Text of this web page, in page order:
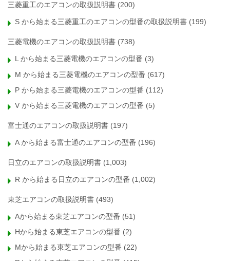
三菱重工のエアコンの取扱説明書 (200)
S から始まる三菱重工のエアコンの型番の取扱説明書 (199)
三菱電機のエアコンの取扱説明書 (738)
L から始まる三菱電機のエアコンの型番 (3)
M から始まる三菱電機のエアコンの型番 (617)
P から始まる三菱電機のエアコンの型番 (112)
V から始まる三菱電機のエアコンの型番 (5)
富士通のエアコンの取扱説明書 (197)
A から始まる富士通のエアコンの型番 (196)
日立のエアコンの取扱説明書 (1,003)
R から始まる日立のエアコンの型番 (1,002)
東芝エアコンの取扱説明書 (493)
Aから始まる東芝エアコンの型番 (51)
Hから始まる東芝エアコンの型番 (2)
Mから始まる東芝エアコンの型番 (22)